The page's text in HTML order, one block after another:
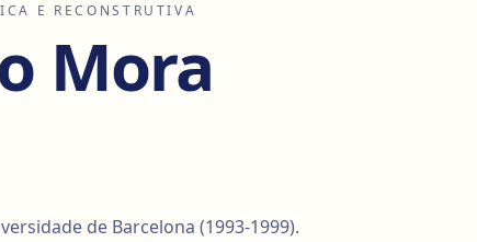
E RECONSTRUTIVA
Mora
de Barcelona (1993-1999).